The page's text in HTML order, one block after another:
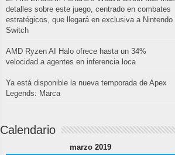
detalles sobre este juego, centrado en combates
estratégicos, que llegará en exclusiva a Nintendo
Switch
AMD Ryzen AI Halo ofrece hasta un 34%
velocidad a agentes en inferencia loca
Ya está disponible la nueva temporada de Apex
Legends: Marca
Calendario
marzo 2019